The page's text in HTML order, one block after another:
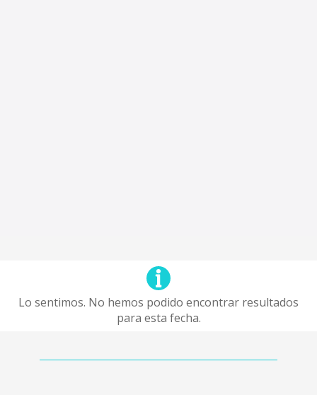
Lo sentimos. No hemos podido encontrar resultados
para esta fecha.